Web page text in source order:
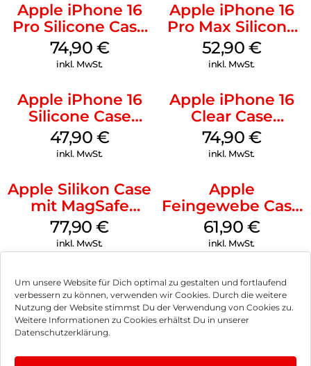
Um unsere Website für Dich optimal zu gestalten und fortlaufend
verbessern zu können, verwenden wir Cookies. Durch die weitere
Nutzung der Website stimmst Du der Verwendung von Cookies zu.
Weitere Informationen zu Cookies erhältst Du in unserer
Datenschutzerklärung.
Apple iPhone 16
Pro Silicone Case
MagSafe Black
74,90 €
inkl. MwSt.
Apple iPhone 16
Pro Max Silicone
Case MagSafe
Ultramarine
52,90 €
inkl. MwSt.
Apple iPhone 16
Silicone Case
MagSafe Fuchsia
47,90 €
inkl. MwSt.
Apple iPhone 16
Clear Case
MagSafe
Transparent
74,90 €
inkl. MwSt.
Apple Silikon Case
mit MagSafe
iPhone 14 Pro
(PRODUCT)RED
77,90€
inkl. MwSt.
Apple
Feingewebe Case
iPhone 15 Pro
MagSafe Schwarz
61,90 €
inkl. MwSt.
Impressum